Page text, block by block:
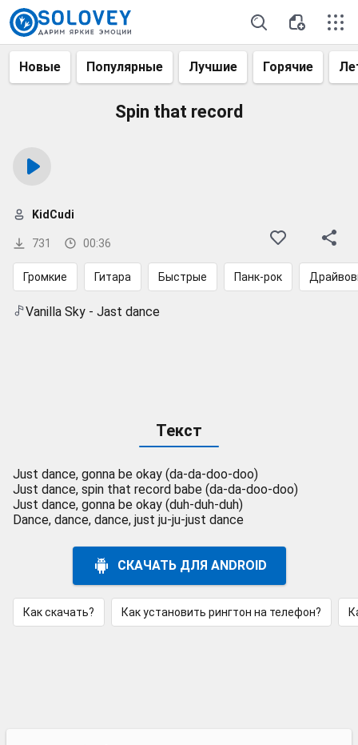
Новые Популярные Лучшие Горячие
Spin that record
731 00:36
KidCudi
Громкие Гитара Быстрые Панк-рок
Vanilla Sky - Jast dance
Текст
Just dance, gonna be okay (da-da-doo-doo)
Just dance, spin that record babe (da-da-doo-doo)
Just dance, gonna be okay (duh-duh-duh)
Dance, dance, dance, just ju-ju-just dance
СКАЧАТЬ ДЛЯ ANDROID
Как скачать? Как установить рингтон на телефон?